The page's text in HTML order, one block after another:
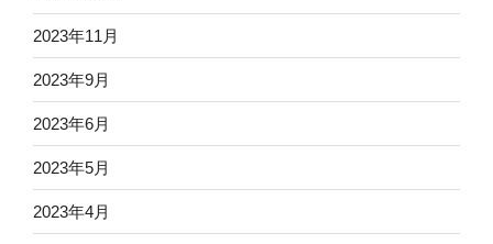
2023年11月
2023年9月
2023年6月
2023年5月
2023年4月